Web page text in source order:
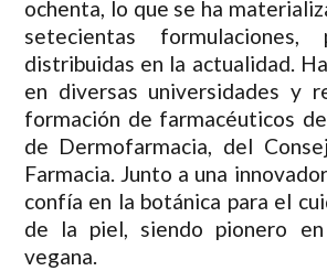
ochenta, lo que se ha
setecientas formulaciones,
distribuidas en la actualidad.
en diversas universidades y
formación de farmacéuticos
de Dermofarmacia, del
Farmacia. Junto a una
confía en la botánica para el
de la piel, siendo pionero
vegana.